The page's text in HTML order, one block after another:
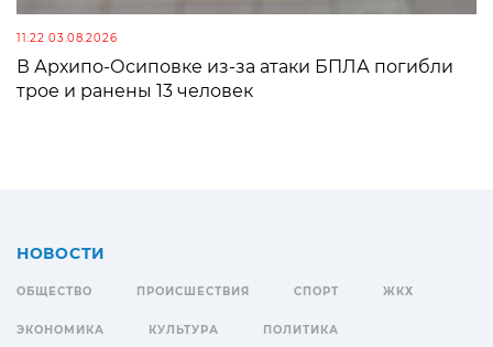
11:22 03.08.2026
В Архипо-Осиповке из-за атаки БПЛА погибли
трое и ранены 13 человек
НОВОСТИ
ОБЩЕСТВО ПРОИСШЕСТВИЯ СПОРТ ЖКХ
ЭКОНОМИКА КУЛЬТУРА ПОЛИТИКА